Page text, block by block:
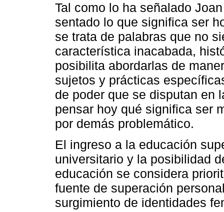
Tal como lo ha señalado
sentado lo que significa ser
se trata de palabras que no
característica inacabada,
posibilita abordarlas de
sujetos y prácticas
de poder que se disputan en
pensar hoy qué significa ser
por demás problemático.
El ingreso a la educación
universitario y la posibilidad
educación se considera
fuente de superación
surgimiento de identidades